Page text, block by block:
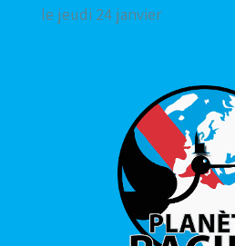
le jeudi 24 janvier